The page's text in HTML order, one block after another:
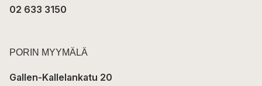
02 633 3150
PORIN MYYMÄLÄ
Gallen-Kallelankatu 20